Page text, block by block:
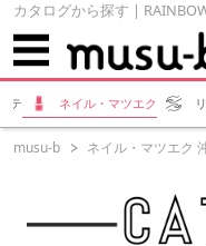
カタログから探す |
テ ネイル・マツエク
musu-b ネイル・マツエク